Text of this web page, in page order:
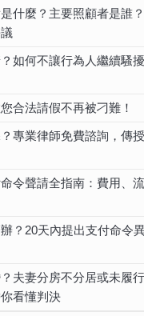
什麼？主要照顧者是誰
如何不讓行為人繼續騷
合法請假不再被刁難！
專業律師免費諮詢，傳
令聲請全指南：費用、
？20天內提出支付命令
夫妻分房不分居或未履
看懂判決